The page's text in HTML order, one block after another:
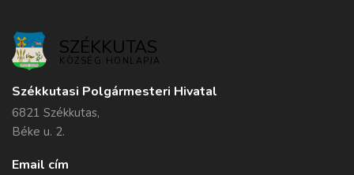
SZÉKKUTAS
KÖZSÉG HONLAPJA
Székkutasi Polgármesteri Hivatal
6821 Székkutas,
Béke u. 2.
Email cím